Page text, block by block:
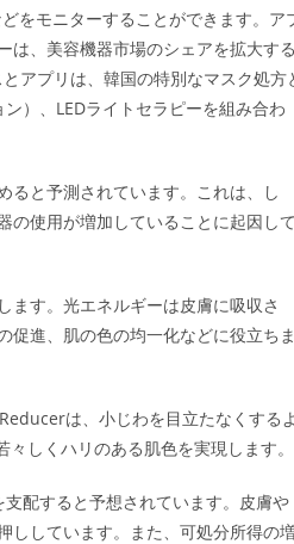
をモニターすることができます。ア
は、美容機器市場のシェアを拡大する
アプリは、韓国の特別なマスク処方
）、LEDライトセラピーを組み合わ
ると予測されています。これは、し
の使用が増加していることに起因して
ます。光エネルギーは皮膚に吸収さ
促進、肌の色の均一化などに役立ちま
は、小じわを目立たなくするよ
しくハリのある肌色を実現します。
配すると予想されています。皮膚や
ししています。また、可処分所得の